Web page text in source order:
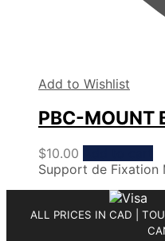
Add to Wishlist
PBC-MOUNT
$10.00
Support de Fixation
ALL PRICES IN CAD |